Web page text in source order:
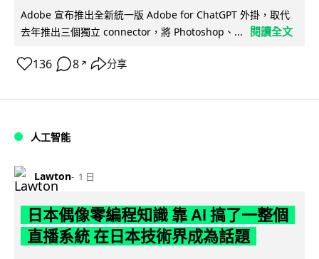
Adobe 宣布推出全新統一版 Adobe for ChatGPT 外掛，取代
去年推出三個獨立 connector，將 Photoshop、...
閱讀全文
136 8 ↗ 分享
人工智能
Lawton 1 日
日本偶像零編程知識 靠 AI 搞了一整個
直播系統 在日本技術界成為話題